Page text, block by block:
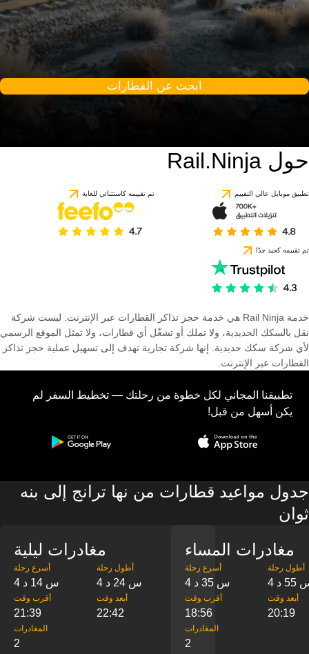
ابحث عن القطارات
حول Rail.Ninja
تطبيق موبايل عالي التقييم تم تقييمه كاستثنائي للغاية
تم تقييمه كجيد جدًا
خدمة Rail Ninja هي خدمة حجز تذاكر القطارات عبر الإنترنت. ليست شركة
نقل بالسكك الحديدية، ولا تملك أو تشغّل أي قطارات، ولا تمثل الموقع الرسمي
لأي شركة سكك حديدية. إنها شركة تجارية تهدف إلى تسهيل عملية حجز تذاكر
القطارات عبر الإنترنت.
تطبيقنا المجاني لكل خطوة من رحلتك — تخطيط السفر لم
يكن أسهل من قبل!
جدول مواعيد قطارات من نها ترانج إلى بنه
ثوان
مغادرات ليلية
‎أسرع رحلة
4 س 14 د
‎أطول رحلة
4 س 24 د
‎أقرب وقت
21:39
‎أبعد وقت
22:42
‎المغادرات
2
مغادرات المساء
‎أسرع رحلة
4 س 35 د
‎أطول رحلة
55 د
‎أقرب وقت
18:56
‎أبعد وقت
20:19
‎المغادرات
2